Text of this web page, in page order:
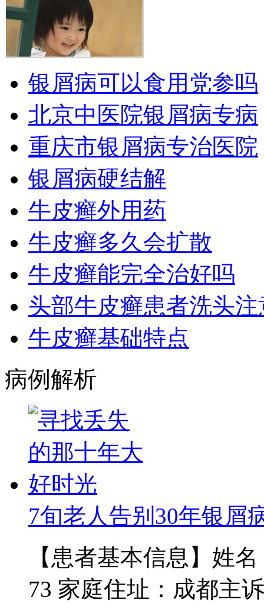
银屑病可以食用党参吗
北京中医院银屑病专病
重庆市银屑病专治医院
银屑病硬结解
牛皮癣外用药
牛皮癣多久会扩散
牛皮癣能完全治好吗
头部牛皮癣患者洗头注
牛皮癣基础特点
病例解析
7旬老人告别30年银屑
【患者基本信息】姓
73 家庭住址：成都主